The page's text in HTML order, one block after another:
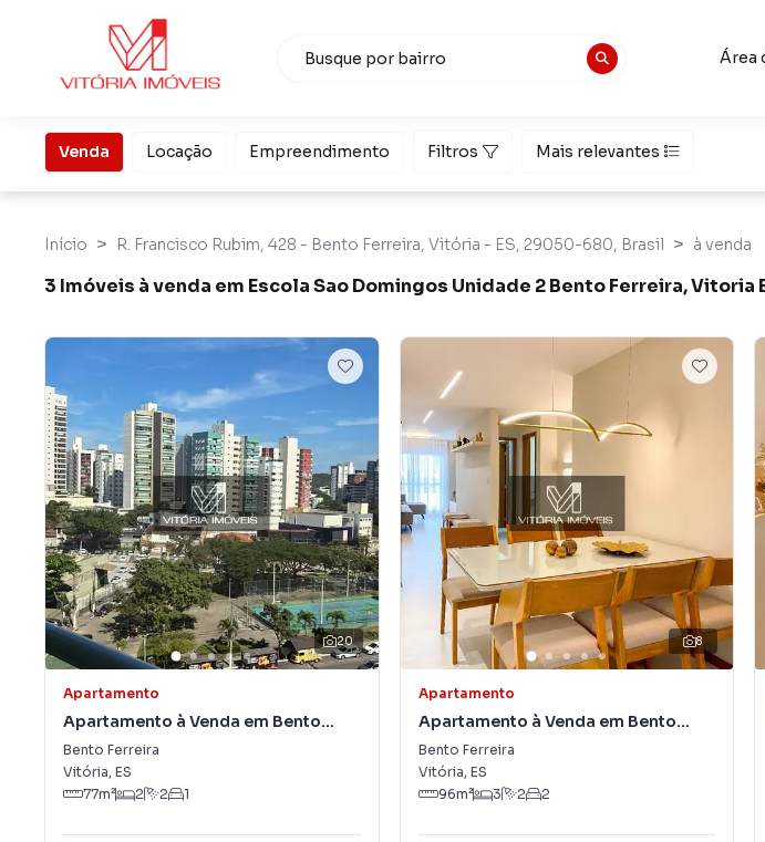
Área
Venda Locação Empreendimento Filtros Mais relevantes
Início R. Francisco Rubim, 428 - Bento Ferreira, Vitória - ES, 29050-680, Brasil à venda
3 Imóveis à venda em Escola Sao Domingos Unidade 2 Bento Ferreira, Vitoria
20
Apartamento
Apartamento à Venda em Bento
Ferreira
Bento Ferreira
Vitória, ES
77m² 2 2 1
8
Apartamento
Apartamento à Venda em Bento
Ferreira
Bento Ferreira
Vitória, ES
96m² 3 2 2